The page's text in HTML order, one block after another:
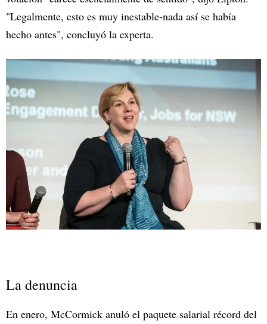
"Legalmente, esto es muy inestable-nada así se había
hecho antes", concluyó la experta.
La denuncia
En enero, McCormick anuló el paquete salarial récord del